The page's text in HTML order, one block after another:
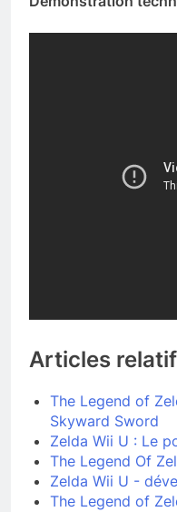
Articles
The Legend of
Skyward Sword
Zelda Wii U : Le
The Legend Of
Zelda Wii U -
The Legend of